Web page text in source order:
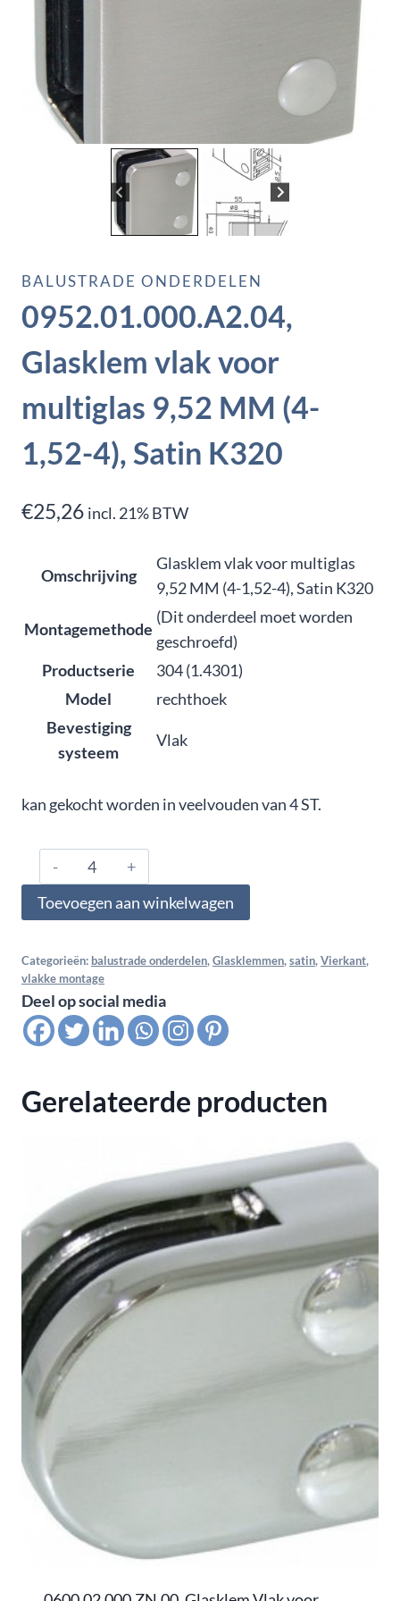
BALUSTRADE ONDERDELEN
0952.01.000.A2.04,
Glasklem vlak voor
multiglas 9,52 MM (4-
1,52-4), Satin K320
€25,26 incl. 21% BTW
Omschrijving
Glasklem vlak voor multiglas
9,52 MM (4-1,52-4), Satin K320
Montagemethode
(Dit onderdeel moet worden
geschroefd)
Productserie
304 (1.4301)
Model
rechthoek
Bevestiging
systeem
Vlak
kan gekocht worden in veelvouden van 4 ST.
0952.01.000.A2.04,
Glasklem
vlak
multiglas
9,52
MM
(4-
4),
Satin
Toevoegen aan winkelwagen
Categorieën: balustrade onderdelen, Glasklemmen, satin, Vierkant,
vlakke montage
Deel op social media
Gerelateerde producten